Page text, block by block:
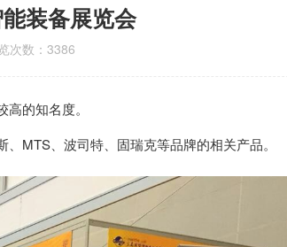
装备展览会
次数：3386
的知名度。
MTS、波司特、固瑞克等品牌的相关产品。